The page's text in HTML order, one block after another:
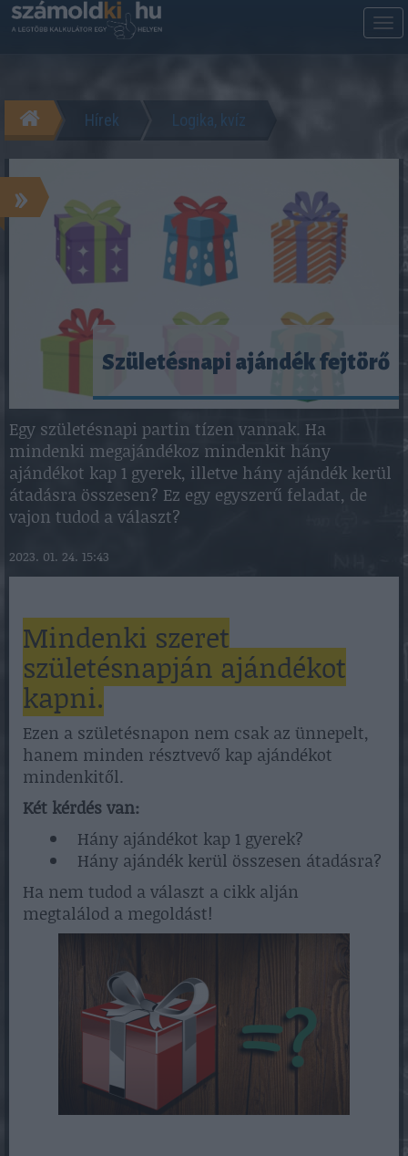
Hírek Logika, kvíz
»
Születésnapi ajándék fejtörő
Egy születésnapi partin tízen vannak. Ha
mindenki megajándékoz mindenkit hány
ajándékot kap 1 gyerek, illetve hány ajándék kerül
átadásra összesen? Ez egy egyszerű feladat, de
vajon tudod a választ?
2023. 01. 24. 15:43
Mindenki szeret
születésnapján ajándékot
kapni.
Ezen a születésnapon nem csak az ünnepelt,
hanem minden résztvevő kap ajándékot
mindenkitől.
Két kérdés van:
Hány ajándékot kap 1 gyerek?
Hány ajándék kerül összesen átadásra?
Ha nem tudod a választ a cikk alján
megtalálod a megoldást!